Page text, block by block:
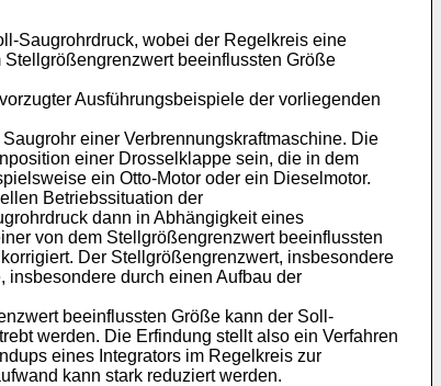
Saugrohrdruck, wobei der Regelkreis eine
beeinflussten Größe
Ausführungsbeispiele der vorliegenden
einer Verbrennungskraftmaschine. Die
einer Drosselklappe sein, die in dem
ein Otto-Motor oder ein Dieselmotor.
Betriebssituation der
dann in Abhängigkeit eines
von dem Stellgrößengrenzwert beeinflussten
Der Stellgrößengrenzwert, insbesondere
insbesondere durch einen Aufbau der
beeinflussten Größe kann der Soll-
werden. Die Erfindung stellt also ein Verfahren
eines Integrators im Regelkreis zur
kann stark reduziert werden.